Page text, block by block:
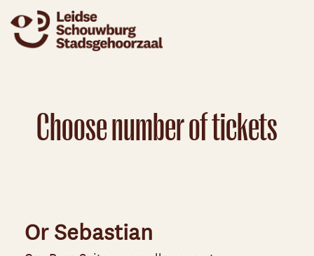
Choose number of tickets
Or Sebastian